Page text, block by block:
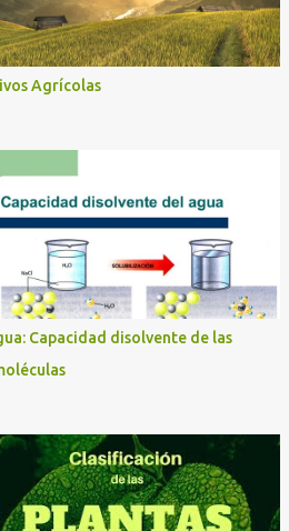
Agrícolas
Capacidad disolvente de las